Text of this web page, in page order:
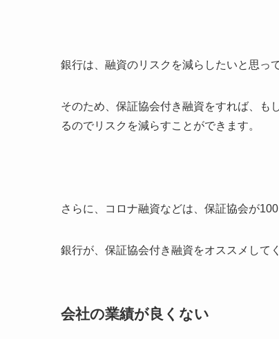
銀行は、融資のリスクを減らしたいと思っ
そのため、保証協会付き融資をすれば、も
るのでリスクを減らすことができます。
さらに、コロナ融資などは、保証協会が
銀行が、保証協会付き融資をオススメして
会社の業績が良くない